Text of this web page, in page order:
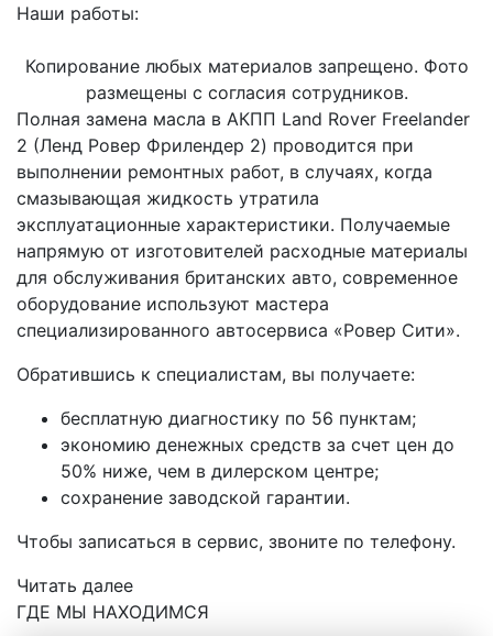
Наши работы:
Копирование любых материалов запрещено. Фото
размещены с согласия сотрудников.
Полная замена масла в АКПП Land Rover Freelander
2 (Ленд Ровер Фрилендер 2) проводится при
выполнении ремонтных работ, в случаях, когда
смазывающая жидкость утратила
эксплуатационные характеристики. Получаемые
напрямую от изготовителей расходные материалы
для обслуживания британских авто, современное
оборудование используют мастера
специализированного автосервиса «Ровер Сити».
Обратившись к специалистам, вы получаете:
бесплатную диагностику по 56 пунктам;
экономию денежных средств за счет цен до
50% ниже, чем в дилерском центре;
сохранение заводской гарантии.
Чтобы записаться в сервис, звоните по телефону.
Читать далее
ГДЕ МЫ НАХОДИМСЯ